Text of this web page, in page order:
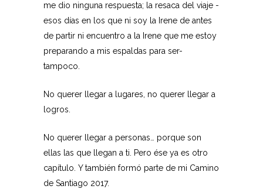
me dio ninguna respuesta; la resaca del viaje -
esos días en los que ni soy la Irene de antes
de partir ni encuentro a la Irene que me estoy
preparando a mis espaldas para ser-
tampoco.
No querer llegar a lugares, no querer llegar a
logros.
No querer llegar a personas… porque son
ellas las que llegan a ti. Pero ése ya es otro
capítulo. Y también formó parte de mi Camino
de Santiago 2017.